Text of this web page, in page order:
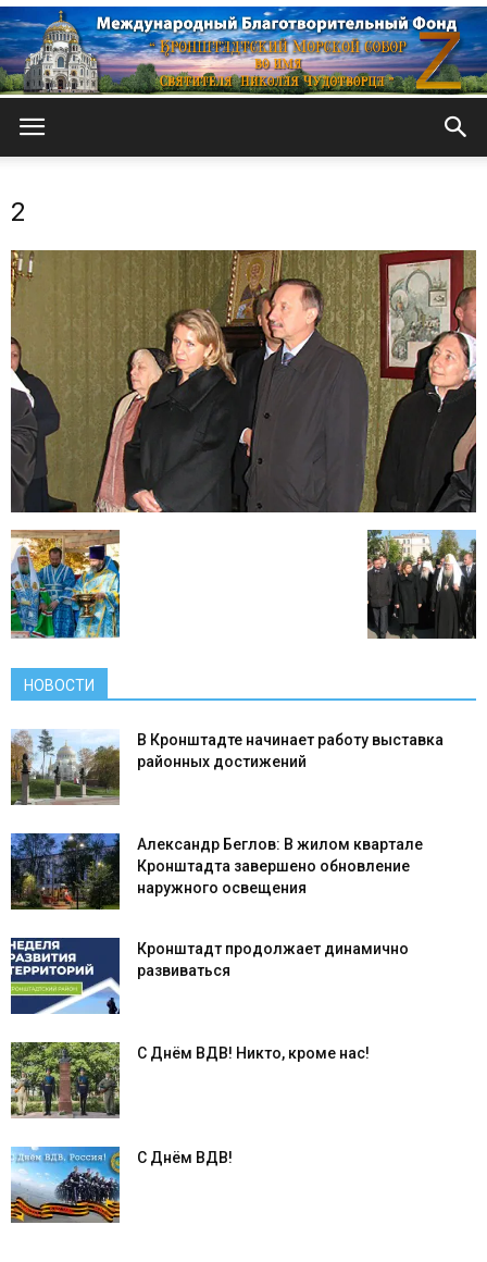
собор
2
НОВОСТИ
В Кронштадте начинает работу выставка
районных достижений
Александр Беглов: В жилом квартале
Кронштадта завершено обновление
наружного освещения
Кронштадт продолжает динамично
развиваться
С Днём ВДВ! Никто, кроме нас!
С Днём ВДВ!